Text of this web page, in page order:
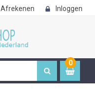
Afrekenen Inloggen
0
item